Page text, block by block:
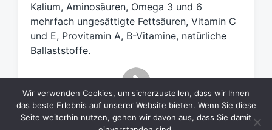
Kalium, Aminosäuren, Omega 3 und 6
mehrfach ungesättigte Fettsäuren, Vitamin C
und E, Provitamin A, B-Vitamine, natürliche
Ballaststoffe.
Wir verwenden Cookies, um sicherzustellen, dass wir Ihnen
das beste Erlebnis auf unserer Website bieten. Wenn Sie diese
Seite weiterhin nutzen, gehen wir davon aus, dass Sie damit